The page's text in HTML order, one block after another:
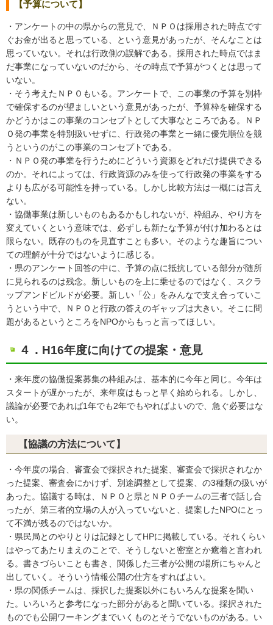
【予算について】
・アンケートの中の県からの意見で、ＮＰＯは採用された時点です
ぐお金が出ると思っている、という意見があったが、そんなことは
思っていない。それは行政側の誤解である。採用された時点ではま
だ事業になっていないのだから、その時点で予算がつくとは思って
いない。
・そう考えたＮＰＯもいる。アンケートで、この事業の予算を別枠
で確保するのが望ましいという意見があったが、予算枠を確保する
かどうかはこの事業のコンセプトとして大事なところである。ＮＰ
Ｏ発の事業を特別扱いせずに、行政発の事業と一緒に優先順位を競
うというのがこの事業のコンセプトである。
・ＮＰＯ発の事業を行うためにどういう資源をどれだけ提供できる
のか。それによっては、行政資源のみを使って行政発の事業をする
よりも広がる可能性を持っている。しかし比較方法は一概には言え
ない。
・協働事業は新しいものもあるかもしれないが、枠組み、やり方を
変えていくという意味では、必ずしも新たな予算が付け加わるとは
限らない。既存のものを見直すことも多い。そのような趣旨につい
ての理解が十分ではないように感じる。
・県のアンケート回答の中に、予算の点に抵抗している部分が随所
に見られるのは残念。新しいものを上に乗せるのではなく、スクラ
ップアンドビルドが必要。新しい「公」をみんなで支え合っていこ
うという中で、ＮＰＯと行政の答えのギャップは大きい。そこに問
題があるというところをNPOからもっと言ってほしい。
４．H16年度に向けての提案・意見
・来年度の協働提案募集の枠組みは、基本的に今年と同じ。今年は
スタートが遅かったが、来年度はもっと早く始められる。しかし、
議論が必要であれば1年でも2年でもやればよいので、急ぐ必要はな
い。
【協議の方法について】
・今年度の場合、審査会で採択された提案、審査会で採択されなか
った提案、審査会にかけず、別途調整として提案、の3種類の扱いが
あった。協議する時は、ＮＰＯと県とＮＰＯチームの三者で話し合
ったが、第三者的立場の人が入っていないと、提案したNPOにとっ
て不満が残るのではないか。
・県民局とのやりとりは記録としてHPに掲載している。それくらい
はやってあたりまえのことで、そうしないと密室とか癒着と言われ
る。書きづらいことも書き、関係した三者が公開の場所にちゃんと
出していく。そういう情報公開の仕方をすればよい。
・県の関係チームは、採択した提案以外にもいろんな提案を聞い
た。いろいろと参考になった部分があると聞いている。採択された
ものでも公開ワーキングまでいくものとそうでないものがある。い